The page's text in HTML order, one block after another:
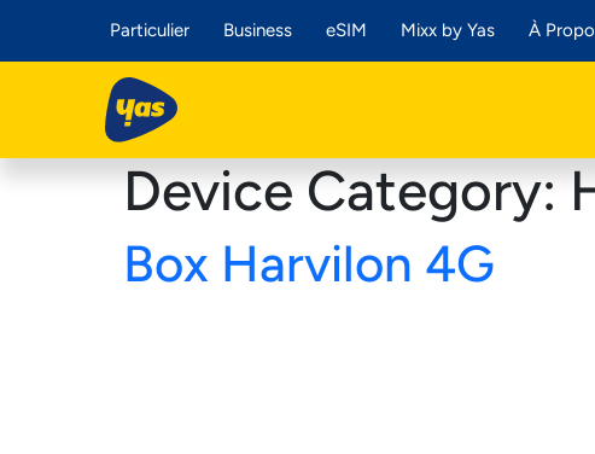
Particulier Business eSIM Mixx by Yas À
Device Category:
Box Harvilon 4G